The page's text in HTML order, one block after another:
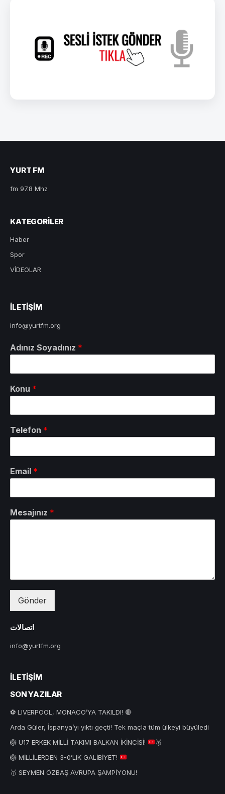
YURT FM
fm 97.8 Mhz
KATEGORILER
Haber
Spor
VİDEOLAR
ILETIŞIM
info@yurtfm.org
Adınız Soyadınız *
Konu *
Telefon *
Email *
Mesajınız *
Gönder
اتصالات
info@yurtfm.org
İLETIŞIM
SON YAZILAR
⚽ LIVERPOOL, MONACO’YA TAKILDI! 🔴
Arda Güler, İspanya’yı yıktı geçti! Tek maçla tüm ülkeyi büyüledi
🏐 U17 ERKEK MİLLİ TAKIMI BALKAN İKİNCİSİ!
🥈
🏐 MİLLİLERDEN 3-0’LIK GALİBİYET!
🥇 SEYMEN ÖZBAŞ AVRUPA ŞAMPİYONU!